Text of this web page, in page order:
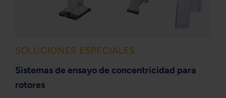
SOLUCIONES ESPECIALES
Sistemas de ensayo de concentricidad para
rotores